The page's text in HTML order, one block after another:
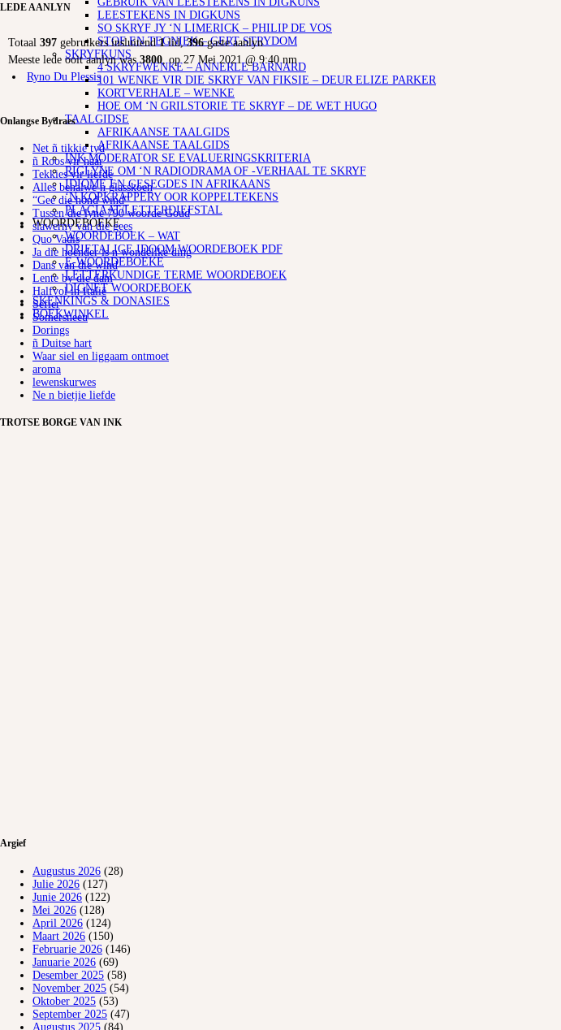
LEESTEKENS IN DIGKUNS
SO SKRYF JY ‘N LIMERICK – PHILIP DE VOS
STOF EN TEGNIEK – GERT STRYDOM
SKRYFKUNS
4 SKRYFWENKE – ANNERLE BARNARD
101 WENKE VIR DIE SKRYF VAN FIKSIE – DEUR ELIZE PARKER
KORTVERHALE – WENKE
HOE OM ‘N GRILSTORIE TE SKRYF – DE WET HUGO
TAALGIDSE
AFRIKAANSE TAALGIDS
AFRIKAANSE TAALGIDS
INK MODERATOR SE EVALUERINGSKRITERIA
RIGLYNE OM ‘N RADIODRAMA OF -VERHAAL TE SKRYF
IDIOME EN GESEGDES IN AFRIKAANS
‘N KOPKRAPPERY OOR KOPPELTEKENS
PLAGIAAT/LETTERDIEFSTAL
WOORDEBOEKE
WOORDEBOEK – WAT
DRIETALIGE IDOOM WOORDEBOEK PDF
E-WOORDEBOEKE
LETTERKUNDIGE TERME WOORDEBOEK
DIGNET WOORDEBOEK
SKENKINGS & DONASIES
BOEKWINKEL
LEDE AANLYN
Totaal 397 gebruikers insluitend1lid,396gaste aanlyn
Meeste lede ooit aanlyn was3800, op 27 Mei 2021 @ 9:40 nm
Ryno Du Plessis
Onlangse Bydraes
Net ñ tikkie tyd
ñ Roos vir haar
Tekkies vir liefde
Alles behalwe n glasskoen
“Gee die hond wind”
Tussen die lyne 790 woorde Goud
slawerny van die gees
Quo Vadis
Ja die hoender is n wondelike ding
Dans van die wind
Lente by die dam
Halfvol in Italië
Sefier
Somersneeu
Dorings
ñ Duitse hart
Waar siel en liggaam ontmoet
aroma
lewenskurwes
Ne n bietjie liefde
TROTSE BORGE VAN INK
Argief
Augustus 2026 (28)
Julie 2026 (127)
Junie 2026 (122)
Mei 2026 (128)
April 2026 (124)
Maart 2026 (150)
Februarie 2026 (146)
Januarie 2026 (69)
Desember 2025 (58)
November 2025 (54)
Oktober 2025 (53)
September 2025 (47)
Augustus 2025 (84)